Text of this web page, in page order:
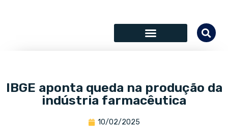
IBGE aponta queda na produção da
indústria farmacêutica
10/02/2025